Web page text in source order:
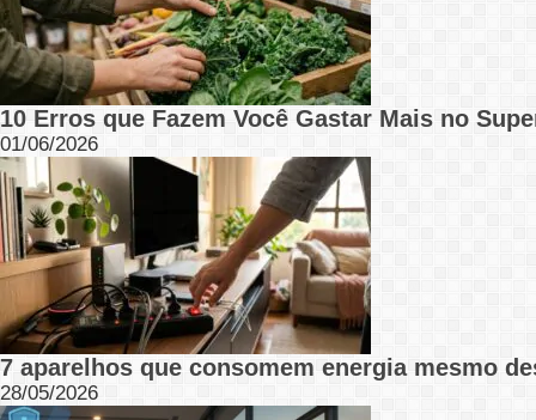
10 Erros que Fazem Você Gastar Mais no
01/06/2026
7 aparelhos que consomem energia mesmo
28/05/2026